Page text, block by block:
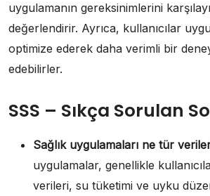
uygulamanın gereksinimlerini
değerlendirir. Ayrıca, kullanıcılar
optimize ederek daha verimli bir
edebilirler.
SSS – Sıkça Sorulan
Sağlık uygulamaları ne tür
uygulamalar, genellikle
verileri, su tüketimi ve uyku